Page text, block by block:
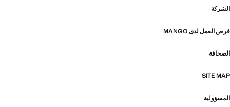
الشركة
فرص العمل لدى MANGO
الصحافة
SITE MAP
المسؤولية